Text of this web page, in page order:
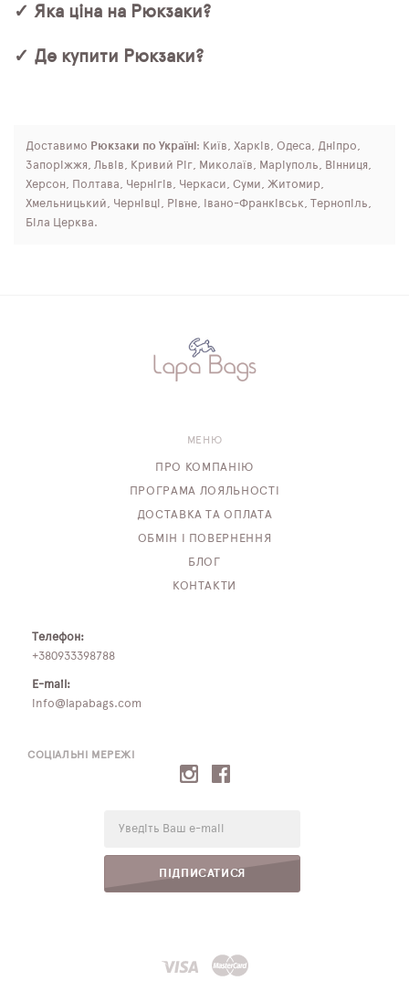
✓ Яка ціна на Рюкзаки?
✓ Де купити Рюкзаки?
Доставимо Рюкзаки по Україні : Київ, Харків, Одеса, Дніпро,
Запоріжжя, Львів, Кривий Ріг, Миколаїв, Маріуполь, Вінниця,
Херсон, Полтава, Чернігів, Черкаси, Суми, Житомир,
Хмельницький, Чернівці, Рівне, Івано-Франківськ, Тернопіль,
Біла Церква.
СОЦІАЛЬНІ МЕРЕЖІ
ПІДПИСАТИСЯ
МЕНЮ
ПРО КОМПАНІЮ
ПРОГРАМА ЛОЯЛЬНОСТІ
ДОСТАВКА ТА ОПЛАТА
ОБМІН І ПОВЕРНЕННЯ
БЛОГ
КОНТАКТИ
Телефон:
+380933398788
E-mail:
info@lapabags.com